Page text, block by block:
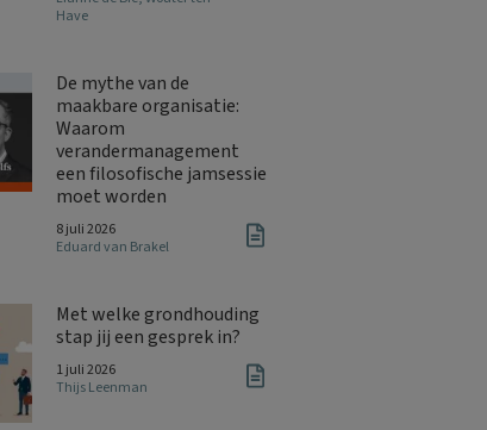
Have
De mythe van de
maakbare organisatie:
Waarom
verandermanagement
een filosofische jamsessie
moet worden
8 juli 2026
Eduard van Brakel
Met welke grondhouding
stap jij een gesprek in?
1 juli 2026
Thijs Leenman